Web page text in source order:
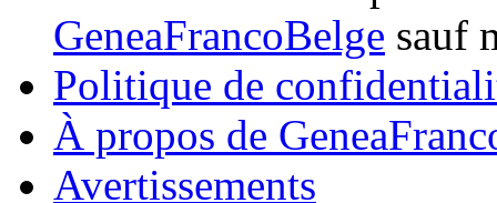
GeneaFrancoBelge sauf
Politique de
À propos de
Avertissements